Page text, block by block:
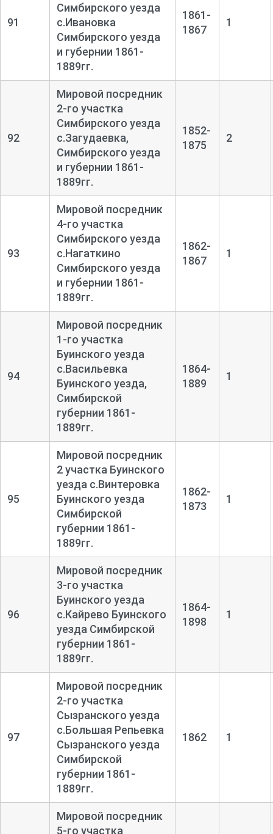
91
Симбирского уезда
с.Ивановка
Симбирского уезда
и губернии 1861-
1889гг.
1861-
1867
1
92
Мировой посредник
2-го участка
Симбирского уезда
с.Загудаевка,
Симбирского уезда
и губернии 1861-
1889гг.
1852-
1875
2
93
Мировой посредник
4-го участка
Симбирского уезда
с.Нагаткино
Симбирского уезда
и губернии 1861-
1889гг.
1862-
1867
1
94
Мировой посредник
1-го участка
Буинского уезда
с.Васильевка
Буинского уезда,
Симбирской
губернии 1861-
1889гг.
1864-
1889
1
95
Мировой посредник
2 участка Буинского
уезда с.Винтеровка
Буинского уезда
Симбирской
губернии 1861-
1889гг.
1862-
1873
1
96
Мировой посредник
3-го участка
Буинского уезда
с.Кайрево Буинского
уезда Симбирской
губернии 1861-
1889гг.
1864-
1898
1
97
Мировой посредник
2-го участка
Сызранского уезда
с.Большая Репьевка
Сызранского уезда
Симбирской
губернии 1861-
1889гг.
1862 1
Мировой посредник
5-го участка